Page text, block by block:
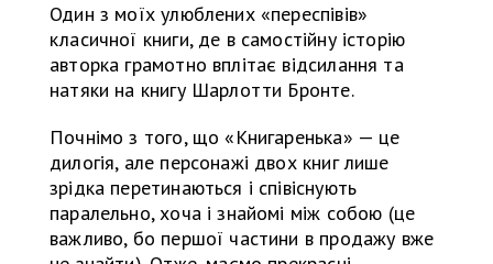
Один з моїх улюблених «переспівів»
класичної книги, де в самостійну історію
авторка грамотно вплітає відсилання та
натяки на книгу Шарлотти Бронте.
Почнімо з того, що «Книгаренька» — це
дилогія, але персонажі двох книг лише
зрідка перетинаються і співіснують
паралельно, хоча і знайомі між собою (це
важливо, бо першої частини в продажу вже